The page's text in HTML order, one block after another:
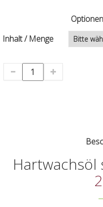
Inhalt / Menge
Hartwachsöl